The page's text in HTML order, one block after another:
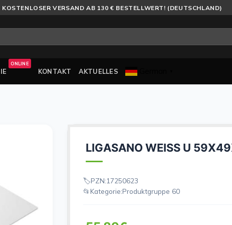
KOSTENLOSER VERSAND AB 130 € BESTELLWERT! (DEUTSCHLAND)
ONLINE
KONTAKT AKTUELLES
LIGASANO WEISS U
PZN:17250623
Kategorie:Produktgruppe 60